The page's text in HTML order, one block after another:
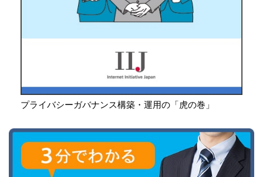
プライバシーガバナンス構築・運用の「虎の巻」